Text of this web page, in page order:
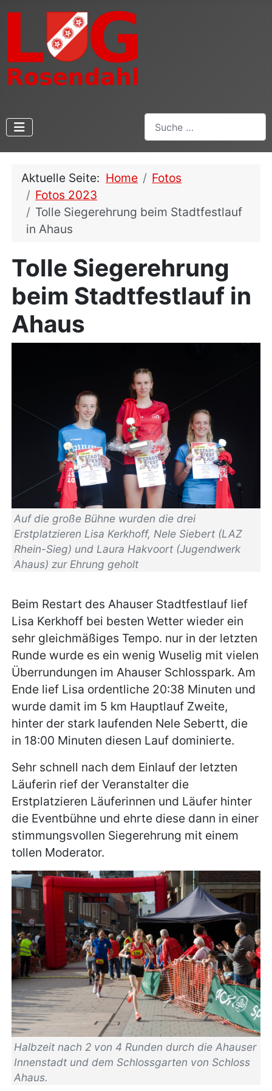
Suchen
Aktuelle Seite: Home
Fotos
Fotos 2023
Tolle Siegerehrung beim Stadtfestlauf
in Ahaus
Tolle Siegerehrung
beim Stadtfestlauf in
Ahaus
Auf die große Bühne wurden die drei
Erstplatzieren Lisa Kerkhoff, Nele Siebert (LAZ
Rhein-Sieg) und Laura Hakvoort (Jugendwerk
Ahaus) zur Ehrung geholt
Beim Restart des Ahauser Stadtfestlauf lief
Lisa Kerkhoff bei besten Wetter wieder ein
sehr gleichmäßiges Tempo. nur in der letzten
Runde wurde es ein wenig Wuselig mit vielen
Überrundungen im Ahauser Schlosspark. Am
Ende lief Lisa ordentliche 20:38 Minuten und
wurde damit im 5 km Hauptlauf Zweite,
hinter der stark laufenden Nele Sebertt, die
in 18:00 Minuten diesen Lauf dominierte.
Sehr schnell nach dem Einlauf der letzten
Läuferin rief der Veranstalter die
Erstplatzieren Läuferinnen und Läufer hinter
die Eventbühne und ehrte diese dann in einer
stimmungsvollen Siegerehrung mit einem
tollen Moderator.
Halbzeit nach 2 von 4 Runden durch die Ahauser
Innenstadt und dem Schlossgarten von Schloss
Ahaus.